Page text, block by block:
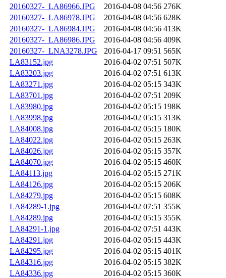
20160327-_LA86966.JPG
2016-04-08 04:56 276K
20160327-_LA86978.JPG
2016-04-08 04:56 628K
20160327-_LA86984.JPG
2016-04-08 04:56 413K
20160327-_LA86986.JPG
2016-04-08 04:56 409K
20160327-_LNA3278.JPG
2016-04-17 09:51 565K
LA83152.jpg
2016-04-02 07:51 507K
LA83203.jpg
2016-04-02 07:51 613K
LA83271.jpg
2016-04-02 05:15 343K
LA83701.jpg
2016-04-02 07:51 209K
LA83980.jpg
2016-04-02 05:15 198K
LA83998.jpg
2016-04-02 05:15 313K
LA84008.jpg
2016-04-02 05:15 180K
LA84022.jpg
2016-04-02 05:15 263K
LA84026.jpg
2016-04-02 05:15 357K
LA84070.jpg
2016-04-02 05:15 460K
LA84113.jpg
2016-04-02 05:15 271K
LA84126.jpg
2016-04-02 05:15 206K
LA84279.jpg
2016-04-02 05:15 608K
LA84289-1.jpg
2016-04-02 07:51 355K
LA84289.jpg
2016-04-02 05:15 355K
LA84291-1.jpg
2016-04-02 07:51 443K
LA84291.jpg
2016-04-02 05:15 443K
LA84295.jpg
2016-04-02 05:15 401K
LA84316.jpg
2016-04-02 05:15 382K
LA84336.jpg
2016-04-02 05:15 360K